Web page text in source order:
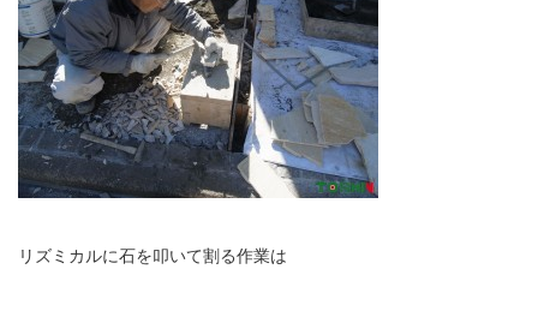
リズミカルに石を叩いて割る作業は